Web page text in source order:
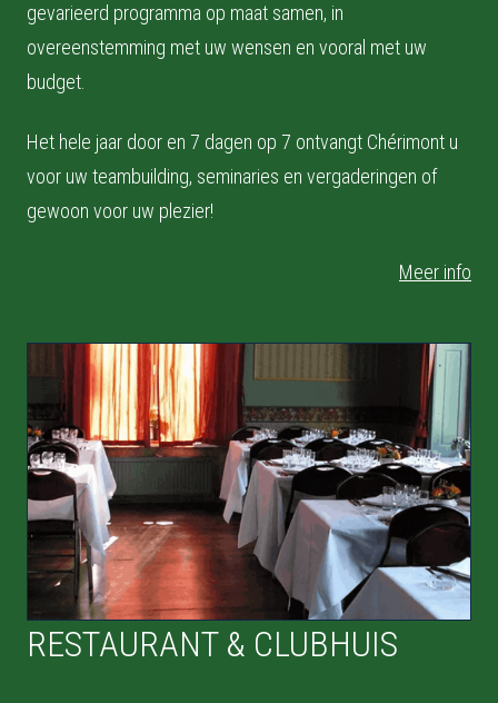
gevarieerd programma op maat samen, in
overeenstemming met uw wensen en vooral met uw
budget.
Het hele jaar door en 7 dagen op 7 ontvangt Chérimont u
voor uw teambuilding, seminaries en vergaderingen of
gewoon voor uw plezier!
Meer info
RESTAURANT & CLUBHUIS